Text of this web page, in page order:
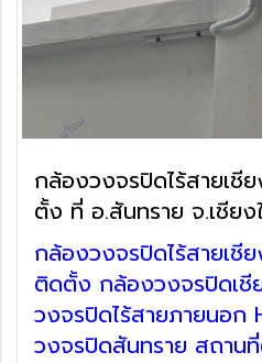
กล้องวงจรปิดไร้สายเชี
ตั้ง ที่ อ.สันทราย จ
กล้องวงจรปิดไร้สายเชี
ติดตั้ง กล้องวงจรปิดเชี
วงจรปิดไร้สายภายนอก
วงจรปิดสันทราย สถาน